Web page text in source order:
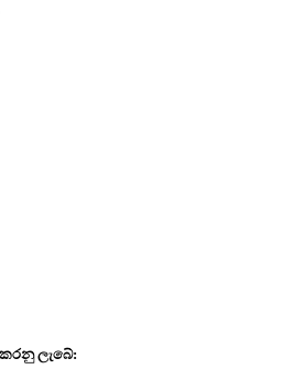
ලැබේ: